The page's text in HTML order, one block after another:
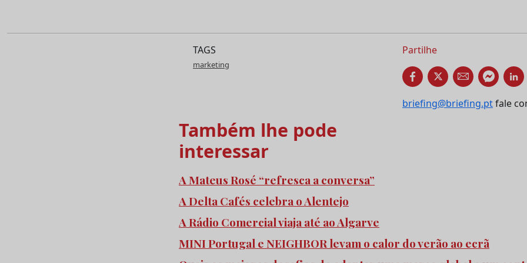
TAGS
marketing
Partilhe
briefing@briefing.ptfale
Também lhe pode
interessar
A Mateus Rosé “refresca a conversa”
A Delta Cafés celebra o Alentejo
A Rádio Comercial viaja até ao Algarve
MINI Portugal e NEIGHBOR levam o calor do verão ao ecrã